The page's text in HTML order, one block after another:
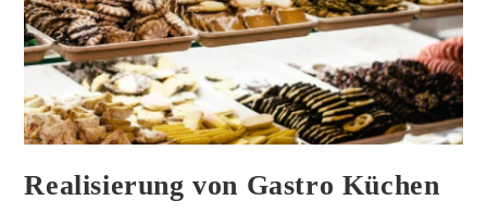
Realisierung von Gastro Küchen